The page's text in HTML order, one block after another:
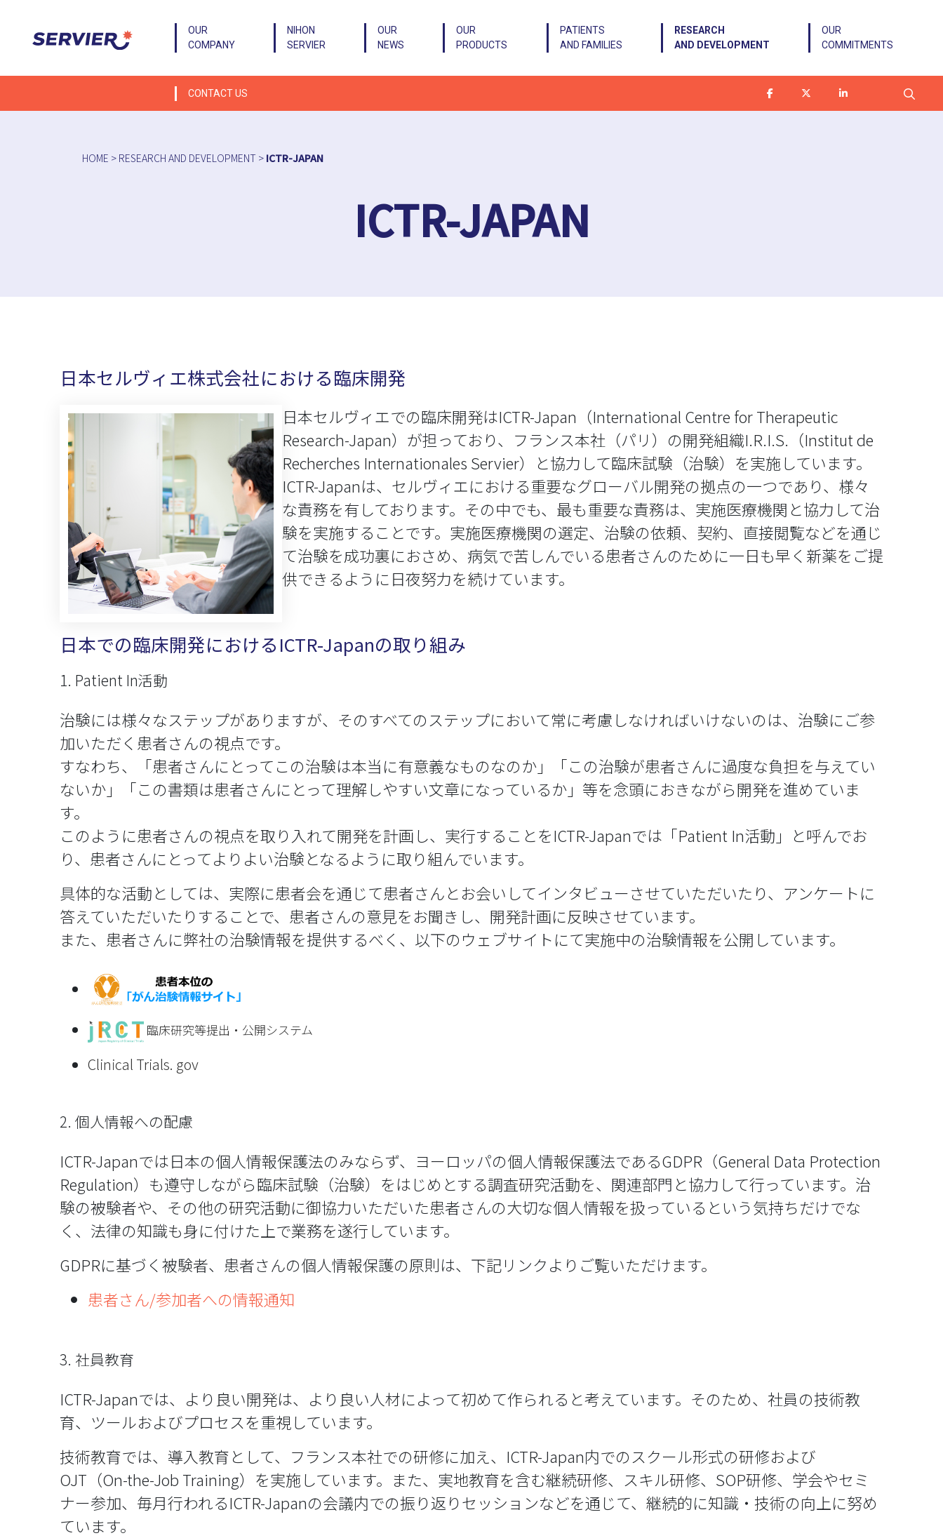
OUR
COMPANY
NIHON
SERVIER
OUR
NEWS
OUR
PRODUCTS
PATIENTS
AND FAMILIES
RESEARCH
AND DEVELOPMENT
OUR
COMMITMENTS
CONTACT US Search
HOME > RESEARCH AND DEVELOPMENT > ICTR-JAPAN
ICTR-JAPAN
日本セルヴィエ株式会社における臨床開発
日本セルヴィエでの臨床開発はICTR-Japan（International Centre for Therapeutic
Research-Japan）が担っており、フランス本社（パリ）の開発組織I.R.I.S.（Institut de
Recherches Internationales Servier）と協力して臨床試験（治験）を実施しています。
ICTR-Japanは、セルヴィエにおける重要なグローバル開発の拠点の一つであり、様々
な責務を有しております。その中でも、最も重要な責務は、実施医療機関と協力して治
験を実施することです。実施医療機関の選定、治験の依頼、契約、直接閲覧などを通じ
て治験を成功裏におさめ、病気で苦しんでいる患者さんのために一日も早く新薬をご提
供できるように日夜努力を続けています。
日本での臨床開発におけるICTR-Japanの取り組み
1. Patient In活動
治験には様々なステップがありますが、そのすべてのステップにおいて常に考慮しなければいけないのは、治験にご参
加いただく患者さんの視点です。
すなわち、「患者さんにとってこの治験は本当に有意義なものなのか」「この治験が患者さんに過度な負担を与えてい
ないか」「この書類は患者さんにとって理解しやすい文章になっているか」等を念頭におきながら開発を進めていま
す。
このように患者さんの視点を取り入れて開発を計画し、実行することをICTR-Japanでは「Patient In活動」と呼んでお
り、患者さんにとってよりよい治験となるように取り組んでいます。
具体的な活動としては、実際に患者会を通じて患者さんとお会いしてインタビューさせていただいたり、アンケートに
答えていただいたりすることで、患者さんの意見をお聞きし、開発計画に反映させています。
また、患者さんに弊社の治験情報を提供するべく、以下のウェブサイトにて実施中の治験情報を公開しています。
臨床研究等提出・公開システム
Clinical Trials. gov
2. 個人情報への配慮
ICTR-Japanでは日本の個人情報保護法のみならず、ヨーロッパの個人情報保護法であるGDPR（General Data Protection
Regulation）も遵守しながら臨床試験（治験）をはじめとする調査研究活動を、関連部門と協力して行っています。治
験の被験者や、その他の研究活動に御協力いただいた患者さんの大切な個人情報を扱っているという気持ちだけでな
く、法律の知識も身に付けた上で業務を遂行しています。
GDPRに基づく被験者、患者さんの個人情報保護の原則は、下記リンクよりご覧いただけます。
患者さん/参加者への情報通知
3. 社員教育
ICTR-Japanでは、より良い開発は、より良い人材によって初めて作られると考えています。そのため、社員の技術教
育、ツールおよびプロセスを重視しています。
技術教育では、導入教育として、フランス本社での研修に加え、ICTR-Japan内でのスクール形式の研修および
OJT（On-the-Job Training）を実施しています。また、実地教育を含む継続研修、スキル研修、SOP研修、学会やセミ
ナー参加、毎月行われるICTR-Japanの会議内での振り返りセッションなどを通じて、継続的に知識・技術の向上に努め
ています。